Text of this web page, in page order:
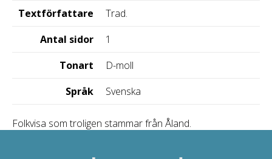
Textförfattare
Trad.
Antal sidor
1
Tonart
D-moll
Språk
Svenska
Folkvisa som troligen stammar från Åland.